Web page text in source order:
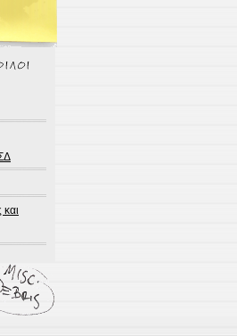
και